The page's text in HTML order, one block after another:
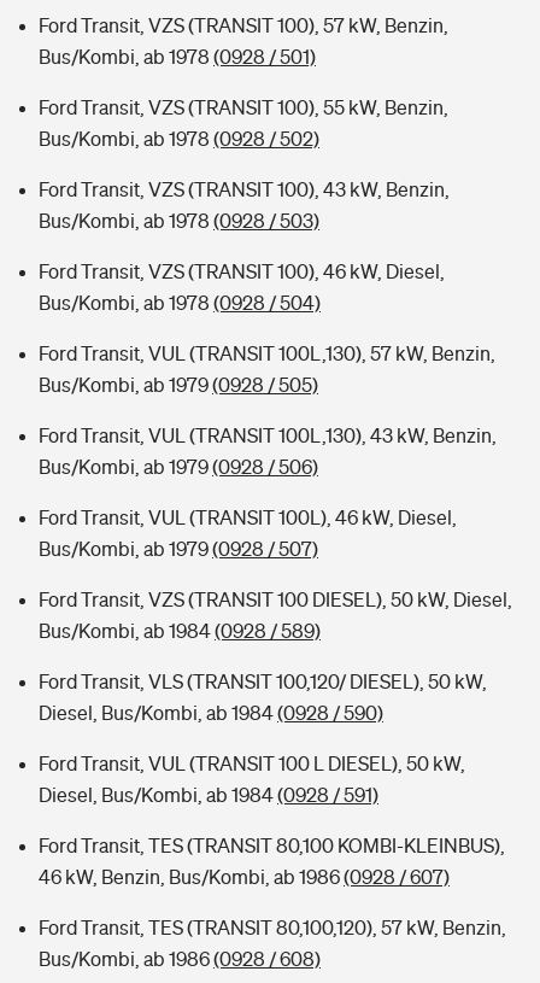
Ford Transit, VZS (TRANSIT 100), 57 kW, Benzin,
Bus/Kombi, ab 1978 (0928 / 501)
Ford Transit, VZS (TRANSIT 100), 55 kW, Benzin,
Bus/Kombi, ab 1978 (0928 / 502)
Ford Transit, VZS (TRANSIT 100), 43 kW, Benzin,
Bus/Kombi, ab 1978 (0928 / 503)
Ford Transit, VZS (TRANSIT 100), 46 kW, Diesel,
Bus/Kombi, ab 1978 (0928 / 504)
Ford Transit, VUL (TRANSIT 100L,130), 57 kW, Benzin,
Bus/Kombi, ab 1979(0928 / 505)
Ford Transit, VUL (TRANSIT 100L,130), 43 kW, Benzin,
Bus/Kombi, ab 1979(0928 / 506)
Ford Transit, VUL (TRANSIT 100L), 46 kW, Diesel,
Bus/Kombi, ab 1979(0928 / 507)
Ford Transit, VZS (TRANSIT 100 DIESEL), 50 kW, Diesel,
Bus/Kombi, ab 1984(0928 / 589)
Ford Transit, VLS (TRANSIT 100,120/ DIESEL), 50 kW,
Diesel, Bus/Kombi, ab 1984(0928 / 590)
Ford Transit, VUL (TRANSIT 100 L DIESEL), 50 kW,
Diesel, Bus/Kombi, ab 1984(0928 / 591)
Ford Transit, TES (TRANSIT 80,100 KOMBI-KLEINBUS),
46 kW, Benzin, Bus/Kombi, ab 1986(0928 / 607)
Ford Transit, TES (TRANSIT 80,100,120), 57 kW, Benzin,
Bus/Kombi, ab 1986(0928 / 608)